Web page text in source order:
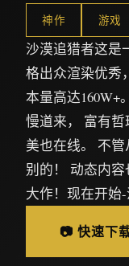
神作 游戏
沙漠追猎者这是
格出众渲染优秀
本量高达160W+
慢道来， 富有
美也在线。 不
别的！ 动态内
大作！现在开始
📷 快速下